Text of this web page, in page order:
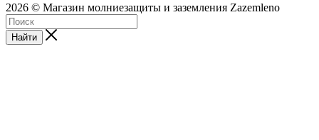
2026 © Магазин молниезащиты и заземления Zazemleno
Найти